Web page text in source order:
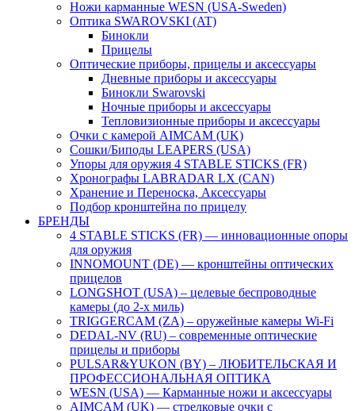
Ножи карманные WESN (USA-Sweden)
Оптика SWAROVSKI (AT)
Бинокли
Прицелы
Оптические приборы, прицелы и аксессуары
Дневные приборы и аксессуары
Бинокли Swarovski
Ночные приборы и аксессуары
Тепловизионные приборы и аксессуары
Очки с камерой AIMCAM (UK)
Сошки/Биподы LEAPERS (USA)
Упоры для оружия 4 STABLE STICKS (FR)
Хронографы LABRADAR LX (CAN)
Хранение и Переноска, Аксессуары
Подбор кронштейна по прицелу
БРЕНДЫ
4 STABLE STICKS (FR) — инновационные опоры
для оружия
INNOMOUNT (DE) — кронштейны оптических
прицелов
LONGSHOT (USA) – целевые беспроводные
камеры (до 2-х миль)
TRIGGERCAM (ZA) – оружейные камеры Wi-Fi
DEDAL-NV (RU) – современные оптические
прицелы и приборы
PULSAR&YUKON (BY) – ЛЮБИТЕЛЬСКАЯ И
ПРОФЕССИОНАЛЬНАЯ ОПТИКА
WESN (USA) — Карманные ножи и аксессуары
AIMCAM (UK) — стрелковые очки с